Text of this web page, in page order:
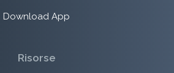
Download App
Risorse